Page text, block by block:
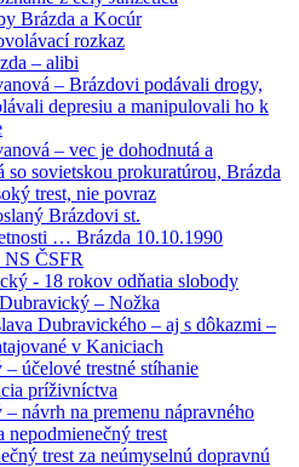
Brázda a Kocúr
rozkaz
– alibi
– Brázdovi podávali drogy,
depresiu a manipulovali ho k
– vec je dohodnutá a
so sovietskou prokuratúrou, Brázda
trest, nie povraz
Brázdovi st.
… Brázda 10.10.1990
ČSFR
- 18 rokov odňatia slobody
– Nožka
Dubravického – aj s dôkazmi –
v Kaniciach
účelové trestné stíhanie
príživníctva
návrh na premenu nápravného
nepodmienečný trest
trest za neúmyselnú dopravnú